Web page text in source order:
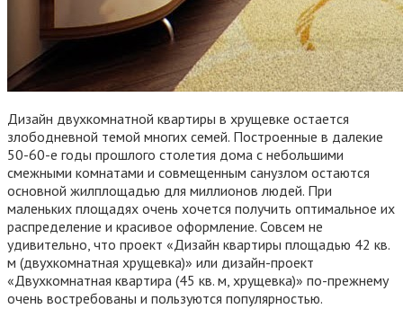
Дизайн двухкомнатной квартиры в хрущевке остается
злободневной темой многих семей. Построенные в далекие
50-60-е годы прошлого столетия дома с небольшими
смежными комнатами и совмещенным санузлом остаются
основной жилплощадью для миллионов людей. При
маленьких площадях очень хочется получить оптимальное их
распределение и красивое оформление. Совсем не
удивительно, что проект «Дизайн квартиры площадью 42 кв.
м (двухкомнатная хрущевка)» или дизайн-проект
«Двухкомнатная квартира (45 кв. м, хрущевка)» по-прежнему
очень востребованы и пользуются популярностью.